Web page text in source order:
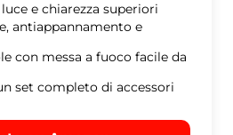
e chiarezza superiori
antiappannamento e
con messa a fuoco facile da
set completo di accessori